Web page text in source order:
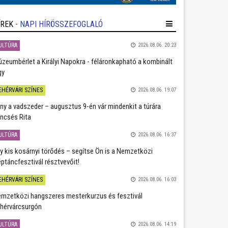
- NAPI HÍRÖSSZEFOGLALÓ
2026.08.06. 20:23
a Királyi Napokra - féláronkapható a kombinált
SZÍNES 2026.08.06. 19:07
a vadszeder – augusztus 9-én vár mindenkit a túrára
Rita
2026.08.06. 16:37
kis kosárnyi törődés – segítse Ön is a Nemzetközi
résztvevőit!
SZÍNES 2026.08.06. 16:03
hangszeres mesterkurzus és fesztivál
2026.08.06. 14:19